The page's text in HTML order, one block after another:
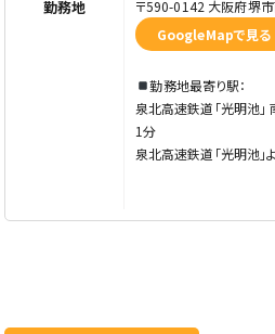
勤務地
〒590-0142 大阪府堺
GoogleMapで見る
勤務地最寄り駅：
泉北高速鉄道「光明池
1分
泉北高速鉄道「光明池」